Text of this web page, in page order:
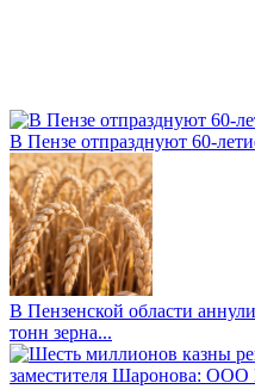
В Пензе отпразднуют 60-
В Пензенской области
тонн зерна...